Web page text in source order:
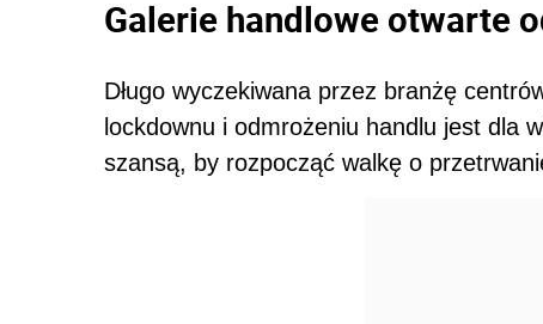
Galerie handlowe otwarte
Długo wyczekiwana przez branżę
lockdownu i odmrożeniu handlu jest dla
szansą, by rozpocząć walkę o